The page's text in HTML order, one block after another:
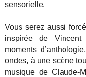
sensorielle.
Vous serez aussi
inspirée de
moments
ondes, à une scène
musique de Claude-